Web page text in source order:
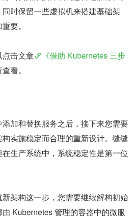
时保留一些虚拟机来搭建基础架
要。
点击文章
《借助 Kubernetes 三步
看。
加和替换服务之后，接下来您需要
实施稳定而合理的重新设计。缝缝
生产系统中，系统稳定性是第一位
架构这一步，您需要继续解构初始
Kubernetes 管理的容器中的微服